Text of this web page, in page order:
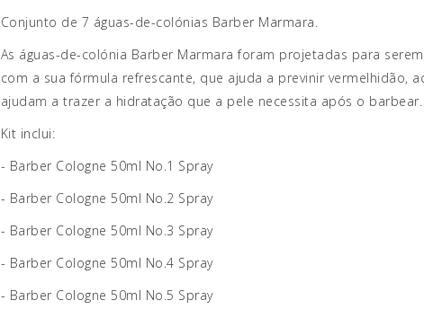
Conjunto de 7 águas-de-colónias Barber Marmara.
As águas-de-colónia Barber Marmara foram projetadas para
com a sua fórmula refrescante, que ajuda a previnir vermelhidão,
ajudam a trazer a hidratação que a pele necessita após o
Kit inclui:
- Barber Cologne 50ml No.1 Spray
- Barber Cologne 50ml No.2 Spray
- Barber Cologne 50ml No.3 Spray
- Barber Cologne 50ml No.4 Spray
- Barber Cologne 50ml No.5 Spray